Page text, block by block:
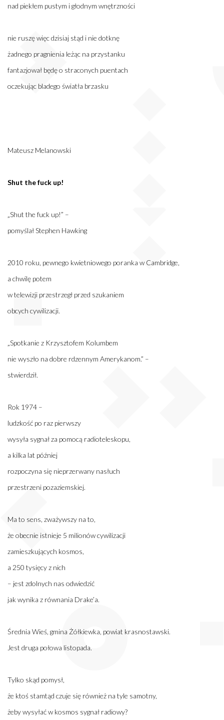
nad piekłem pustym i głodnym wnętrzności
nie ruszę więc dzisiaj stąd i nie dotknę
żadnego pragnienia leżąc na przystanku
fantazjował będę o straconych puentach
oczekując bladego światła brzasku
Mateusz Melanowski
Shut the fuck up!
„Shut the fuck up!” –
pomyślał Stephen Hawking
2010 roku, pewnego kwietniowego poranka w Cambridge,
a chwilę potem
w telewizji przestrzegł przed szukaniem
obcych cywilizacji.
„Spotkanie z Krzysztofem Kolumbem
nie wyszło na dobre rdzennym Amerykanom.” –
stwierdził.
Rok 1974 –
ludzkość po raz pierwszy
wysyła sygnał za pomocą radioteleskopu,
a kilka lat później
rozpoczyna się nieprzerwany nasłuch
przestrzeni pozaziemskiej.
Ma to sens, zważywszy na to,
że obecnie istnieje 5 milionów cywilizacji
zamieszkujących kosmos,
a 250 tysięcy z nich
– jest zdolnych nas odwiedzić
jak wynika z równania Drake’a.
Średnia Wieś, gmina Żółkiewka, powiat krasnostawski.
Jest druga połowa listopada.
Tylko skąd pomysł,
że ktoś stamtąd czuje się również na tyle samotny,
żeby wysyłać w kosmos sygnał radiowy?